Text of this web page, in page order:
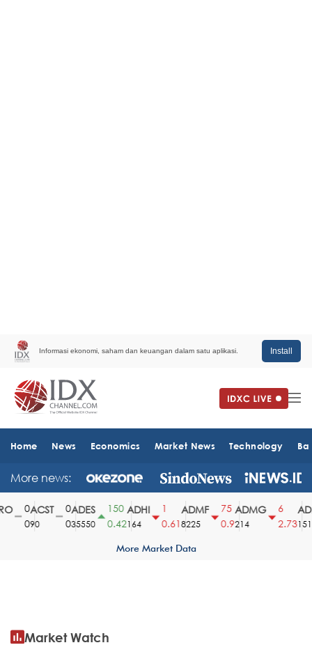
Informasi ekonomi, saham dan keuangan dalam satu aplikasi. Install
Home News Economics Market News Technology
More news:
ACST
90
ADES
35550
150
0.42
ADHI
164
0.61
ADMF
8225
75
0.9
ADMG
214
2.731510
More Market Data
Market Watch